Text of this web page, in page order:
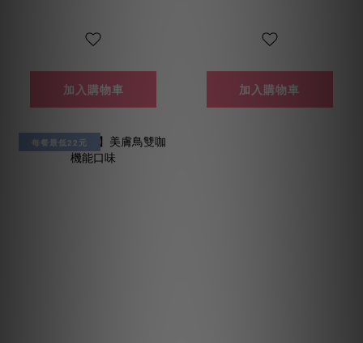
加入購物車 加入購物車
每餐最低22元